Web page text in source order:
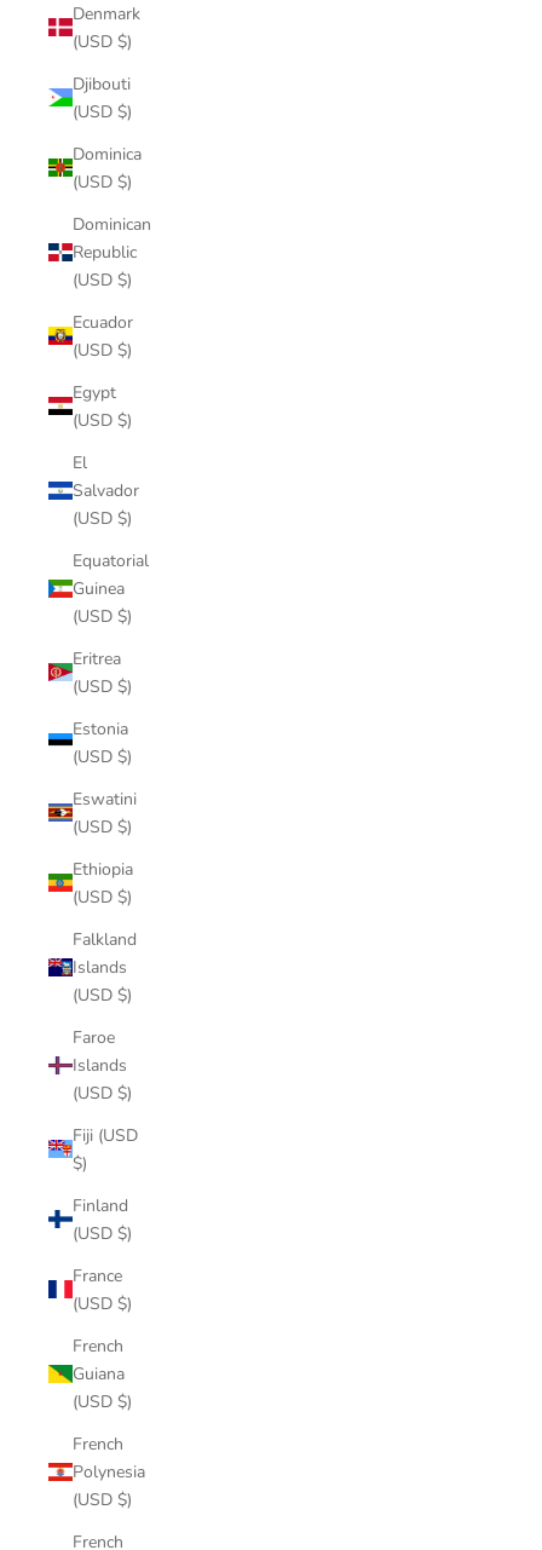
Denmark
(USD $)
Djibouti
(USD $)
Dominica
(USD $)
Dominican
Republic
(USD $)
Ecuador
(USD $)
Egypt
(USD $)
El
Salvador
(USD $)
Equatorial
Guinea
(USD $)
Eritrea
(USD $)
Estonia
(USD $)
Eswatini
(USD $)
Ethiopia
(USD $)
Falkland
Islands
(USD $)
Faroe
Islands
(USD $)
Fiji (USD
$)
Finland
(USD $)
France
(USD $)
French
Guiana
(USD $)
French
Polynesia
(USD $)
French